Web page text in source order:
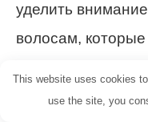
уделить
волосам,
глубину цвета, а
This website uses cookies
use the site, you